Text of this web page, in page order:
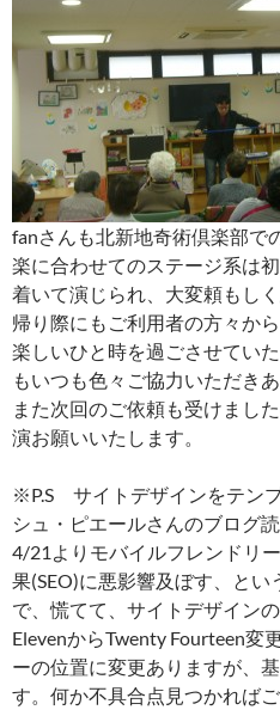
fanさんも北新地奇術倶楽部で
楽に合わせてのステージ系は
着いて演じられ、大変頼もしく
帰り際にもご利用者の方々か
楽しいひと時を過ごさせてい
もいつも色々ご協力いただき
また次回のご依頼も受けまし
演お願いいたします。
※P.S サイトデザインをテン
シュ・ピエールさんのブログ
4/21よりモバイルフレンドリ
果(SEO)に悪影響及ぼす、と
で、慌てて、サイトデザイン
ElevenからTwenty Fourteen変
ーの位置に変更ありますが、
す。何か不具合点見つかればご